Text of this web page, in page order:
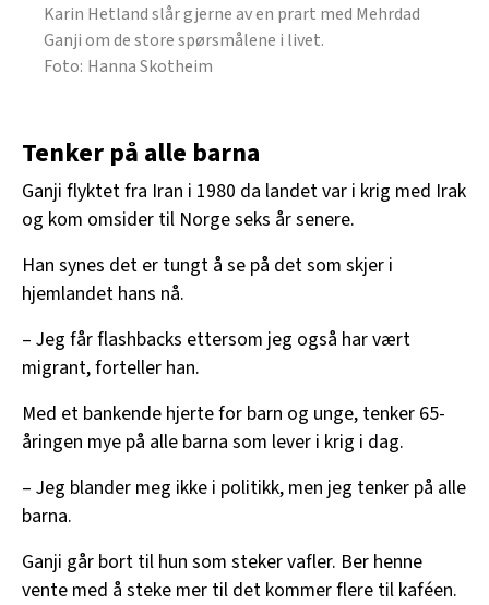
Karin Hetland slår gjerne av en prart med Mehrdad
Ganji om de store spørsmålene i livet.
Hanna Skotheim
Tenker på alle barna
Ganji flyktet fra Iran i 1980 da landet var i krig med Irak
og kom omsider til Norge seks år senere.
Han synes det er tungt å se på det som skjer i
hjemlandet hans nå.
– Jeg får flashbacks ettersom jeg også har vært
migrant, forteller han.
Med et bankende hjerte for barn og unge, tenker 65-
åringen mye på alle barna som lever i krig i dag.
– Jeg blander meg ikke i politikk, men jeg tenker på alle
barna.
Ganji går bort til hun som steker vafler. Ber henne
vente med å steke mer til det kommer flere til kaféen.